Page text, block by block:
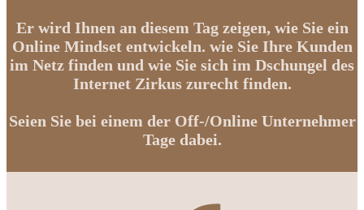
Er wird Ihnen an diesem Tag zeigen, wie Sie ein
Online Mindset entwickeln. wie Sie Ihre Kunden
im Netz finden und wie Sie sich im Dschungel des
Internet Zirkus zurecht finden.
Seien Sie bei einem der Off-/Online Unternehmer
Tage dabei.